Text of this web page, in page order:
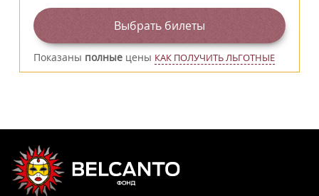
Выбрать билеты
Показаны полные цены КАК ПОЛУЧИТЬ ЛЬГОТНЫЕ